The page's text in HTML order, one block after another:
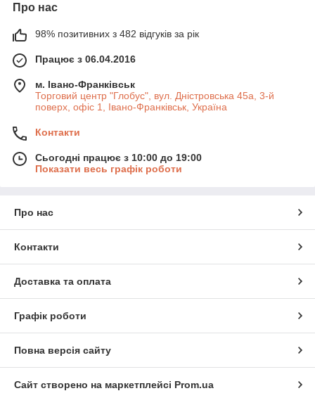
Про нас
98% позитивних з 482 відгуків за рік
Працює з 06.04.2016
м. Івано-Франківськ
Торговий центр "Глобус", вул. Дністровська 45а, 3-й
поверх, офіс 1, Івано-Франківськ, Україна
Контакти
Сьогодні працює з 10:00 до 19:00
Показати весь графік роботи
Про нас
Контакти
Доставка та оплата
Графік роботи
Повна версія сайту
Сайт створено на маркетплейсі Prom.ua